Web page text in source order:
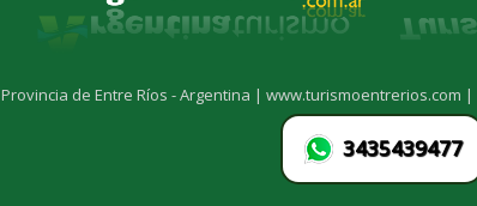
Provincia de Entre Ríos - Argentina | www.turismoentrerios.com |
3435439477